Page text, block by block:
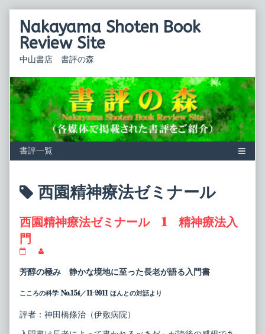
contentNakayama Shoten Book
Review Site
中山書店 書評の森
Posts
tagged
西園精神療法ゼミナール
西園精神療法ゼミナール 1 精神療法入
門
精
神
法
ミ
ー
posts
by
author
西
精
芳醇の極み 静かな境地に至った長老が語る入門書
こころの科学 No.154／11-2011 ほんとの対話より
評者：神田橋條治（伊敷病院）